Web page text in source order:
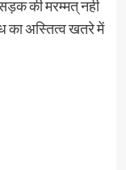
सड़क की मरम्मत् नही
का अस्तित्व खतरे में